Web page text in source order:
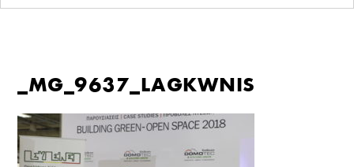
_MG_9637_LAGKWNIS